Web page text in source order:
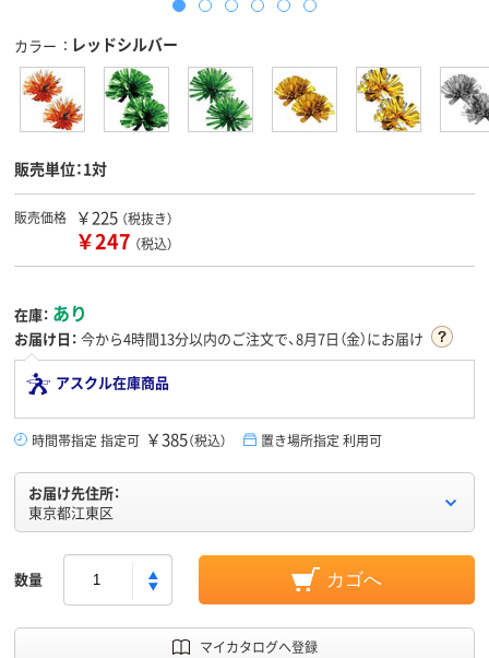
カラー レッドシルバー
販売単位：1対
販売価格 ￥225 （税抜き）
￥247 （税込）
在庫： あり
お届け日： 今から4時間13分以内のご注文で、8月7日（金）にお届け
アスクル在庫商品
時間帯指定 指定可 ￥385（税込） 置き場所指定 利用可
お届け先住所：
東京都江東区
数量 カゴへ
マイカタログへ登録